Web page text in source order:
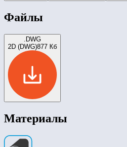
Файлы
.DWG
2D (DWG)877 Кб
Материалы